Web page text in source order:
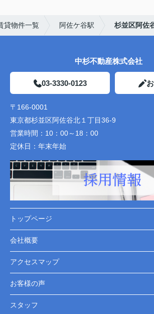
貸物件一覧 阿佐ケ谷駅 杉並区阿佐
中杉不動産株式会社
03-3330-0123
〒166-0001
東京都杉並区阿佐谷北１丁目36-9
営業時間： 10：00～18：00
定休日： 年末年始
トップページ
会社概要
アクセスマップ
お客様の声
スタッフ